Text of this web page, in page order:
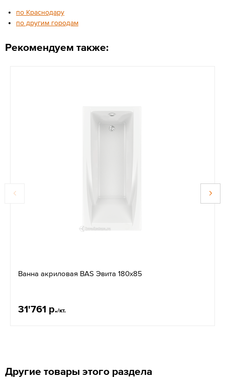
по Краснодару
по другим городам
Рекомендуем также:
Ванна акриловая BAS Эвита 180х85
31'761 р./кт.
Другие товары этого раздела